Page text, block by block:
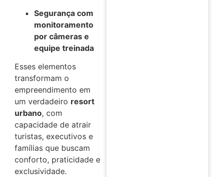
Segurança com
monitoramento
por câmeras e
equipe treinada
Esses elementos
transformam o
empreendimento em
um verdadeiro resort
urbano, com
capacidade de atrair
turistas, executivos e
famílias que buscam
conforto, praticidade e
exclusividade.